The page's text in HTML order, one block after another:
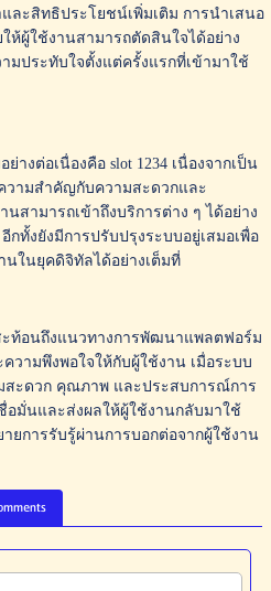
ละสิทธิประโยชน์เพิ่มเติม การนำเสนอ
ห้ผู้ใช้งานสามารถตัดสินใจได้อย่าง
มประทับใจตั้งแต่ครั้งแรกที่เข้ามาใช้
งต่อเนื่องคือ slot 1234 เนื่องจากเป็น
วามสำคัญกับความสะดวกและ
สามารถเข้าถึงบริการต่าง ๆ ได้อย่าง
ทั้งยังมีการปรับปรุงระบบอยู่เสมอเพื่อ
นในยุคดิจิทัลได้อย่างเต็มที่
ะท้อนถึงแนวทางการพัฒนาแพลตฟอร์ม
วามพึงพอใจให้กับผู้ใช้งาน เมื่อระบบ
สะดวก คุณภาพ และประสบการณ์การ
อมั่นและส่งผลให้ผู้ใช้งานกลับมาใช้
ยการรับรู้ผ่านการบอกต่อจากผู้ใช้งาน